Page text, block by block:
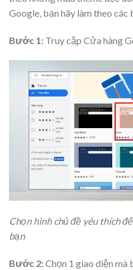
Google, bạn hãy làm theo
Bước 1: Truy cập Cửa hàng
Chọn hình chủ đề yêu thích
bạn
Bước 2:Chọn 1 giao diện mà